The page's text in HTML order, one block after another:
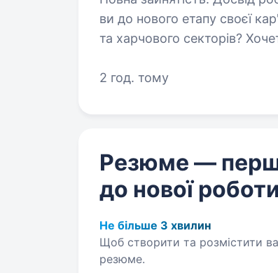
ви до нового етапу своєї
та харчового секторів?
локальний…
2 год. тому
Резюме —
до нової роботи
Не більше 3 хвилин
Щоб створити та розмістити
резюме.